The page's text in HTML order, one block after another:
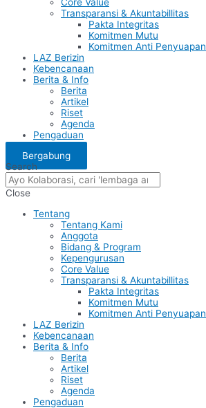
Core Value
Transparansi & Akuntabillitas
Pakta Integritas
Komitmen Mutu
Komitmen Anti Penyuapan
LAZ Berizin
Kebencanaan
Berita & Info
Berita
Artikel
Riset
Agenda
Pengaduan
Bergabung
Search
Close
Tentang
Tentang Kami
Anggota
Bidang & Program
Kepengurusan
Core Value
Transparansi & Akuntabillitas
Pakta Integritas
Komitmen Mutu
Komitmen Anti Penyuapan
LAZ Berizin
Kebencanaan
Berita & Info
Berita
Artikel
Riset
Agenda
Pengaduan